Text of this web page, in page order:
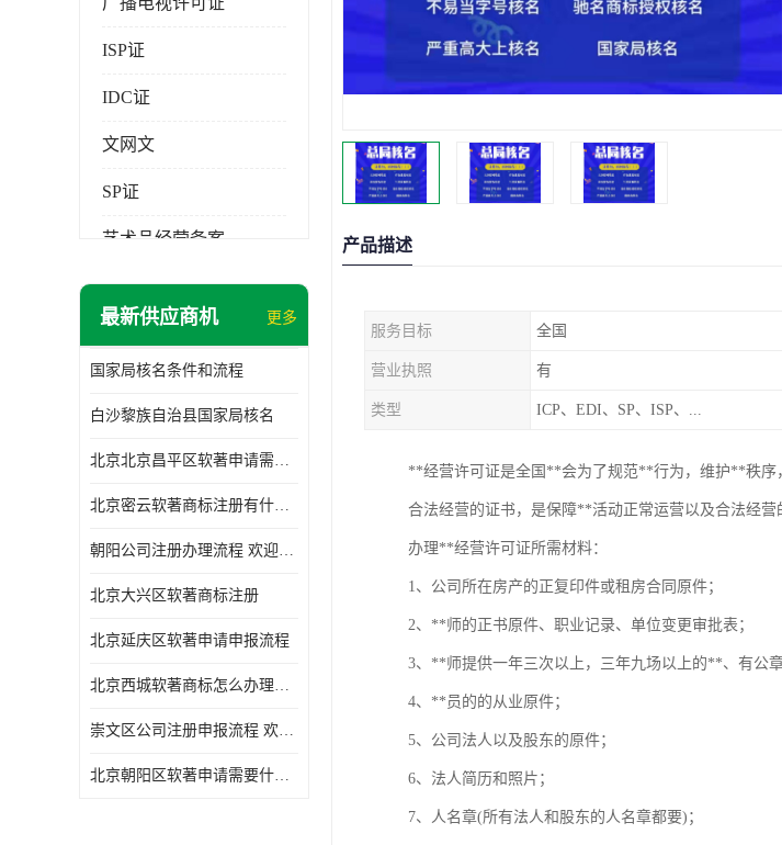
ISP证
IDC证
文网文
SP证
艺术品经营备案
最新供应商机 更多
国家局核名条件和流程
白沙黎族自治县国家局核名
北京北京昌平区软著申请需要什么条件 软件著作权 欢迎电话咨询
北京密云软著商标注册有什么要求 软件著作权 欢迎电话咨询
朝阳公司注册办理流程 欢迎电话咨询
北京大兴区软著商标注册
北京延庆区软著申请申报流程
北京西城软著商标怎么办理流程 欢迎电话咨询
崇文区公司注册申报流程 欢迎电话咨询
北京朝阳区软著申请需要什么条件 欢迎电话咨询
产品描述
服务目标 全国
营业执照 有
类型 ICP、EDI、SP、ISP、...
**经营许可证是全国**会为了规范**行为，维护**秩
合法经营的证书，是保障**活动正常运营以及合法经营
办理**经营许可证所需材料：
1、公司所在房产的正复印件或租房合同原件；
2、**师的正书原件、职业记录、单位变更审批表；
3、**师提供一年三次以上，三年九场以上的**、有公
4、**员的的从业原件；
5、公司法人以及股东的原件；
6、法人简历和照片；
7、人名章(所有法人和股东的人名章都要)；